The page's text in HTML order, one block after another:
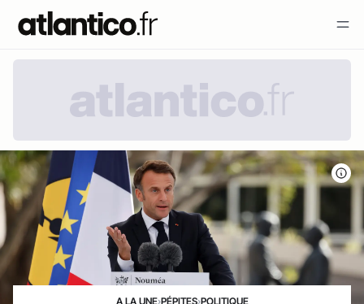
A LA UNE›PÉPITES›POLITIQUE